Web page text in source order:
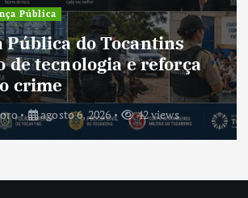
Tocantins preserva
fortalece identidade de
em constante
agosto 5, 2026 40 views